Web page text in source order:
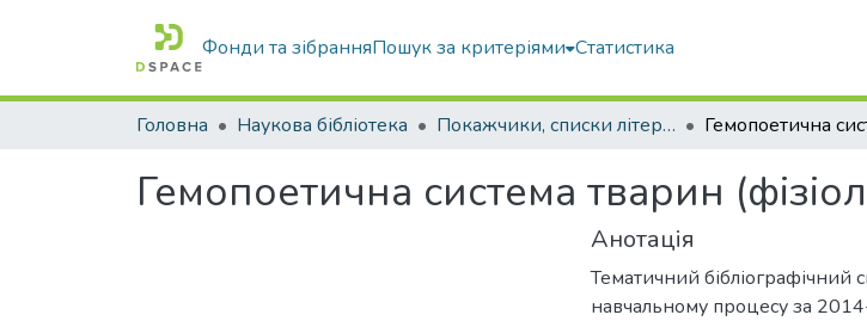
Фонди та зібранняПошук за критеріями Статистика
Головна Наукова бібліотека Покажчики, списки літератури, сценарії, методичні розробки
Гемопоетична система тварин
Анотація
Тематичний бібліографічний
навчальному процесу за